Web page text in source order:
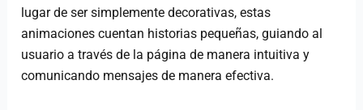
lugar de ser simplemente decorativas, estas
animaciones cuentan historias pequeñas, guiando al
usuario a través de la página de manera intuitiva y
comunicando mensajes de manera efectiva.